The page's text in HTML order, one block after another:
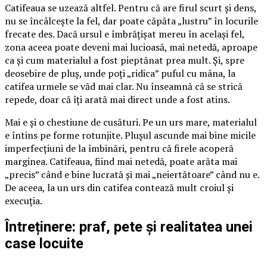
Catifeaua se uzează altfel. Pentru că are firul scurt și dens,
nu se încâlcește la fel, dar poate căpăta „lustru” în locurile
frecate des. Dacă ursul e îmbrățișat mereu în același fel,
zona aceea poate deveni mai lucioasă, mai netedă, aproape
ca și cum materialul a fost pieptănat prea mult. Și, spre
deosebire de pluș, unde poți „ridica” puful cu mâna, la
catifea urmele se văd mai clar. Nu înseamnă că se strică
repede, doar că îți arată mai direct unde a fost atins.
Mai e și o chestiune de cusături. Pe un urs mare, materialul
e întins pe forme rotunjite. Plușul ascunde mai bine micile
imperfecțiuni de la îmbinări, pentru că firele acoperă
marginea. Catifeaua, fiind mai netedă, poate arăta mai
„precis” când e bine lucrată și mai „neiertătoare” când nu e.
De aceea, la un urs din catifea contează mult croiul și
execuția.
Întreținere: praf, pete și realitatea unei
case locuite